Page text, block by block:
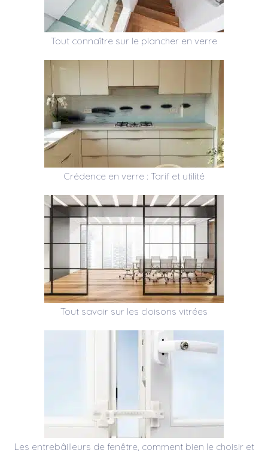
Tout connaître sur le plancher en verre
Crédence en verre : Tarif et utilité
Tout savoir sur les cloisons vitrées
Les entrebâilleurs de fenêtre, comment bien le choisir et